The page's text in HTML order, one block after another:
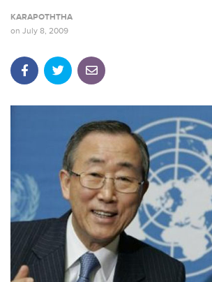
KARAPOTHTHA
on July 8, 2009